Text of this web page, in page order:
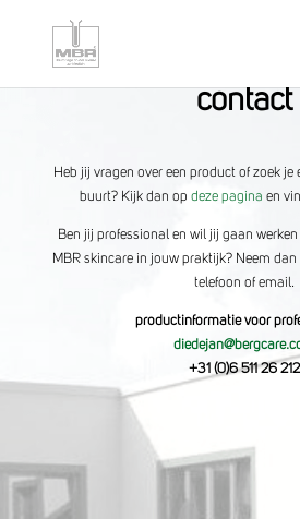
contact
Heb jij vragen over een product of zoek
buurt? Kijk dan opdeze pagina en
Ben jij professional en wil jij gaan
MBR skincare in jouw praktijk? Neem
telefoon of email.
productinformatie voor
+31 (0)6 511 26 212